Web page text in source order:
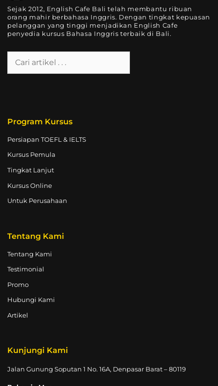
Sejak 2012, English Cafe Bali telah membantu ribuan
orang mahir berbahasa Inggris. Dengan tingkat kepuasan
pelanggan yang tinggi menjadikan English Cafe
penyedia kursus Bahasa Inggris terbaik di Bali.
Program Kursus
Persiapan TOEFL & IELTS
Kursus Pemula
Tingkat Lanjut
Kursus Online
Untuk Perusahaan
Tentang Kami
Tentang Kami
Testimonial
Promo
Hubungi Kami
Artikel
Kunjungi Kami
Jalan Gunung Soputan 1 No. 16A, Denpasar Barat – 80119